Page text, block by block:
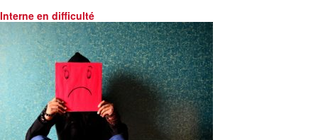
Interne en difficulté